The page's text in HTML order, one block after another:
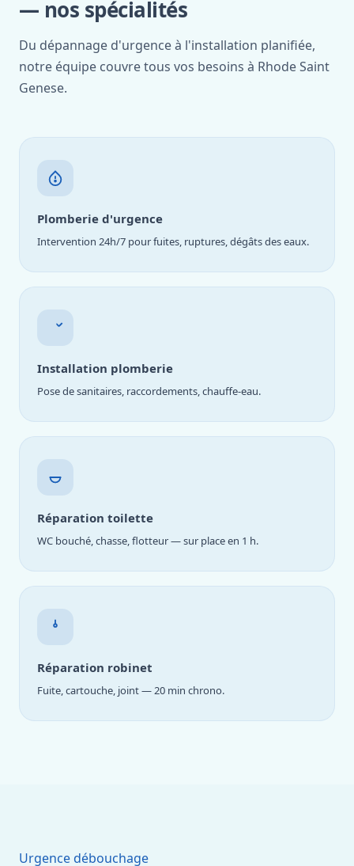
— nos spécialités
Du dépannage d'urgence à l'installation planifiée,
notre équipe couvre tous vos besoins à Rhode Saint
Genese.
Plomberie d'urgence
Intervention 24h/7 pour fuites, ruptures, dégâts des eaux.
Installation plomberie
Pose de sanitaires, raccordements, chauffe-eau.
Réparation toilette
WC bouché, chasse, flotteur — sur place en 1 h.
Réparation robinet
Fuite, cartouche, joint — 20 min chrono.
Urgence débouchage